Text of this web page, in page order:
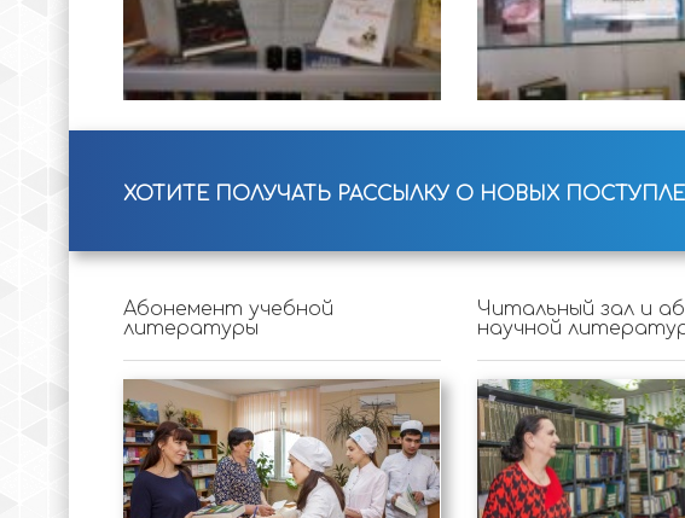
ХОТИТЕ ПОЛУЧАТЬ РАССЫЛКУ О НОВЫХ
Абонемент учебной
литературы
Читальный зал и
научной